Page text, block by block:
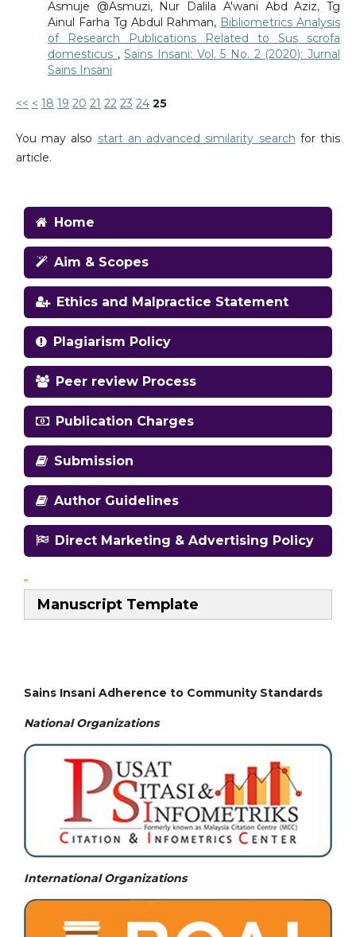
Asmuje @Asmuzi, Nur Dalila A'wani Abd Aziz, Tg
Ainul Farha Tg Abdul Rahman, Bibliometrics Analysis
of Research Publications Related to Sus scrofa
domesticus ,Sains Insani: Vol. 5 No. 2 (2020): Jurnal
Sains Insani
<< < 18 19 20 21 22 23 24 25
You may also start an advanced similarity search for this
article.
Home
Aim & Scopes
Ethics and Malpractice Statement
Plagiarism Policy
Peer review Process
Publication Charges
Submission
Author Guidelines
Direct Marketing & Advertising Policy
Manuscript Template
Sains Insani Adherence to Community Standards
National Organizations
International Organizations